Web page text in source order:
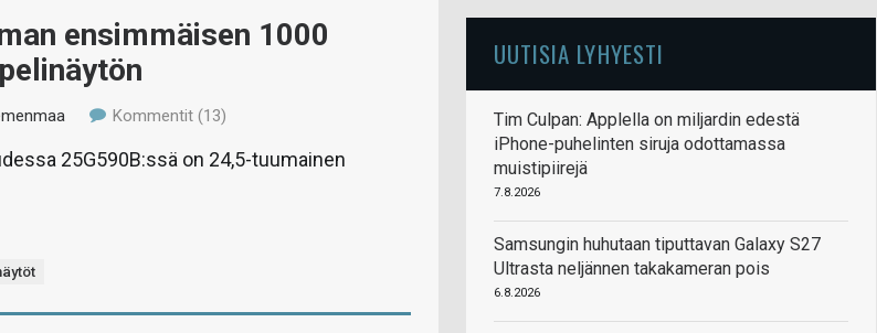
ensimmäisen 1000
Kommentit (13)
25G590B:ssä on 24,5-tuumainen
UUTISIA LYHYESTI
Tim Culpan: Applella on miljardin edestä
iPhone-puhelinten siruja odottamassa
muistipiirejä
7.8.2026
Samsungin huhutaan tiputtavan Galaxy S27
Ultrasta neljännen takakameran pois
6.8.2026